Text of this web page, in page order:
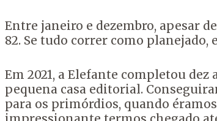
Entre janeiro e dezembro, apesar
82. Se tudo correr como planejado,
Em 2021, a Elefante completou
pequena casa editorial.
para os primórdios, quando